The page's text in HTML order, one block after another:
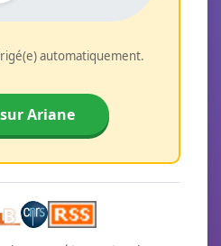
automatiquement.
Ariane